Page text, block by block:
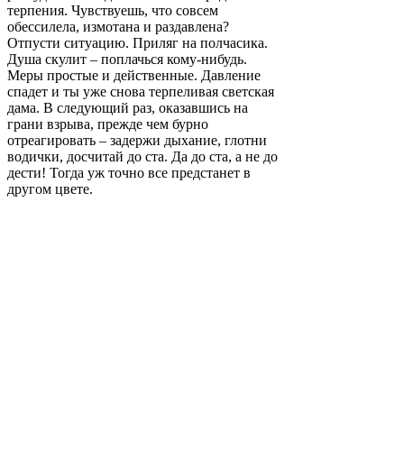
терпения. Чувствуешь, что совсем
обессилела, измотана и раздавлена?
Отпусти ситуацию. Приляг на полчасика.
Душа скулит – поплачься кому-нибудь.
Меры простые и действенные. Давление
спадет и ты уже снова терпеливая светская
дама. В следующий раз, оказавшись на
грани взрыва, прежде чем бурно
отреагировать – задержи дыхание, глотни
водички, досчитай до ста. Да до ста, а не до
дести! Тогда уж точно все предстанет в
другом цвете.